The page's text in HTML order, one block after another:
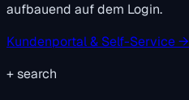
aufbauend auf dem Login.
Kundenportal & Self-Service →
+search